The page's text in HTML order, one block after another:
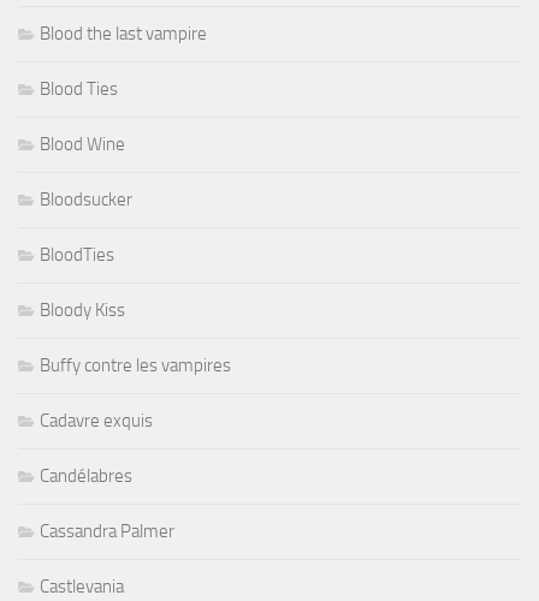
Blood the last vampire
Blood Ties
Blood Wine
Bloodsucker
BloodTies
Bloody Kiss
Buffy contre les vampires
Cadavre exquis
Candélabres
Cassandra Palmer
Castlevania